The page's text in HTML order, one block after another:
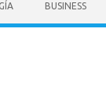
BUSINESS